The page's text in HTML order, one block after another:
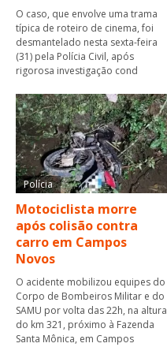
O caso, que envolve uma trama
típica de roteiro de cinema, foi
desmantelado nesta sexta-feira
(31) pela Polícia Civil, após
rigorosa investigação cond
Polícia
Motociclista morre
após colisão contra
carro em Campos
Novos
O acidente mobilizou equipes do
Corpo de Bombeiros Militar e do
SAMU por volta das 22h, na altura
do km 321, próximo à Fazenda
Santa Mônica, em Campos